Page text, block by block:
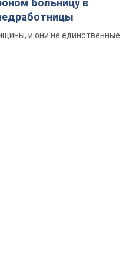
больницу в
и они не единственные